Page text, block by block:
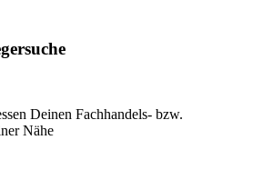
Deinen Fachhandels- bzw.
Nähe